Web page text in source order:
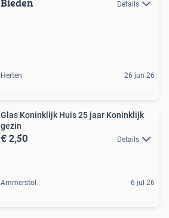
Details
Herten 26 jun 26
Glas Koninklijk Huis 25 jaar Koninklijk
gezin
€ 2,50 Details
Ammerstol 6 jul 26